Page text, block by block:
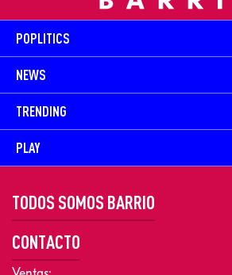
POPLITICS
NEWS
TRENDING
PLAY
TODOS SOMOS BARRIO
CONTACTO